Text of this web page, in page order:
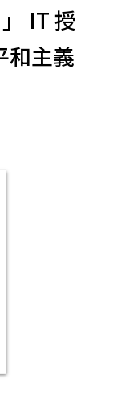
IT 授
主義